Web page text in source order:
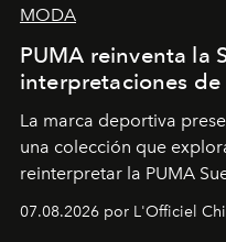
MODA
PUMA reinventa la
interpretaciones de
La marca deportiva
una colección que
reinterpretar la PUMA
deportiva hasta una
diseño y el universo
07.08.2026 por L'Officiel